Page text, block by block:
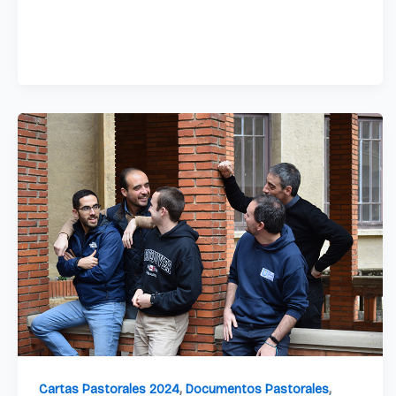
Cartas Pastorales 2024, Documentos Pastorales,